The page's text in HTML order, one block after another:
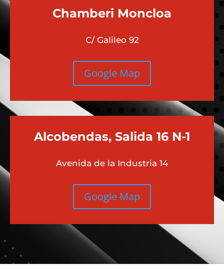
Chamberi Moncloa
C/ Galileo 92
Google Map
Alcobendas, Salida 16 N-1
Avenida de la Industria 14
Google Map